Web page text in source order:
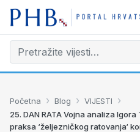
Početna › Blog › VIJESTI ›
25. DAN RATA Vojna analiza
praksa ‘željezničkog ratovanja‘